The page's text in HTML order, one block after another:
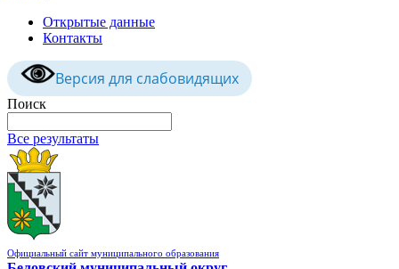
Открытые данные
Контакты
Версия для слабовидящих
Поиск
Все результаты
Официальный сайт муниципального образования